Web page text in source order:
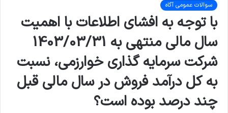
سوالات عمومی آگاه
با توجه به افشای اطلاعات با اهمیت
سال مالی منتهی به 1403/03/31
شرکت سرمايه گذاری خوارزمی، نسبت
به كل درآمد فروش در سال مالی قبل
چند درصد بوده است؟